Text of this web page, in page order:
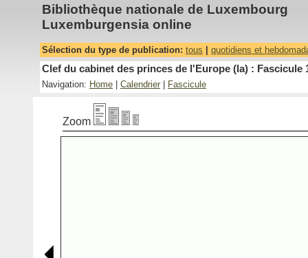
Bibliothèque nationale de Luxembourg
Luxemburgensia online
Sélection du type de publication: tous quotidiens et
Clef du cabinet des princes de l'Europe (la) : Fascicule
Navigation: Home Calendrier Fascicule
Zoom